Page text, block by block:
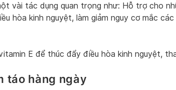
vài tác dụng quan trọng như: Hỗ trợ cho
hòa kinh nguyệt, làm giảm nguy cơ mắc
E để thúc đẩy điều hòa kinh nguyệt,
táo hàng ngày